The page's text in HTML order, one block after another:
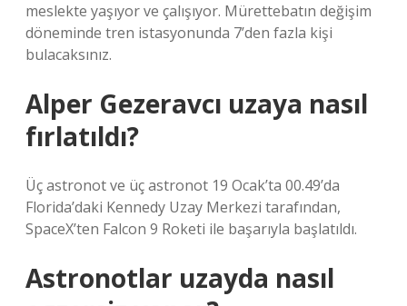
meslekte yaşıyor ve çalışıyor. Mürettebatın değişim
döneminde tren istasyonunda 7’den fazla kişi
bulacaksınız.
Alper Gezeravcı uzaya nasıl
fırlatıldı?
Üç astronot ve üç astronot 19 Ocak’ta 00.49’da
Florida’daki Kennedy Uzay Merkezi tarafından,
SpaceX’ten Falcon 9 Roketi ile başarıyla başlatıldı.
Astronotlar uzayda nasıl